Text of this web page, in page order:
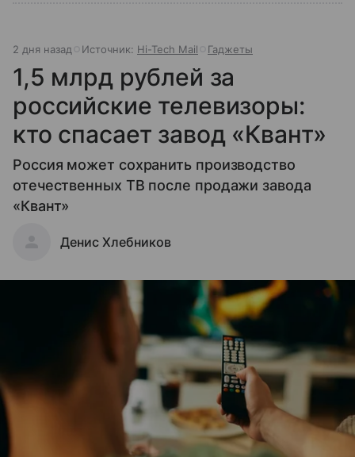
2 дня назад Источник: Hi-Tech Mail Гаджеты
1,5 млрд рублей за
российские телевизоры:
кто спасает завод «Квант»
Россия может сохранить производство
отечественных ТВ после продажи завода
«Квант»
Денис Хлебников